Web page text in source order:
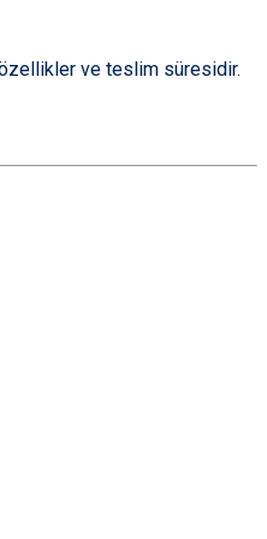
özellikler ve teslim süresidir.